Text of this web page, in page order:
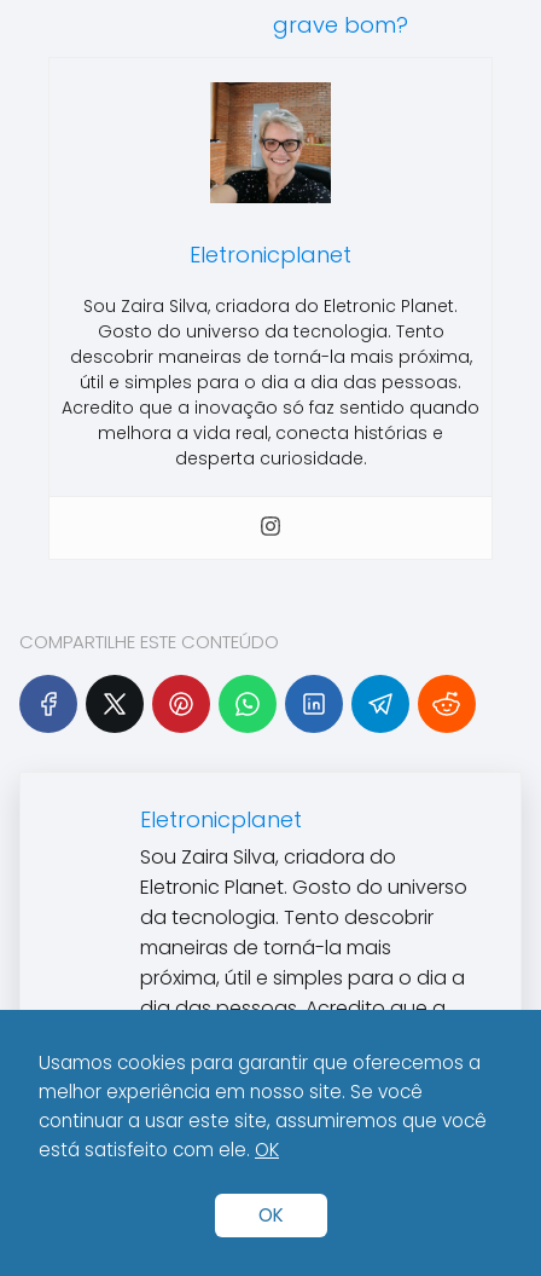
grave bom?
Eletronicplanet
Sou Zaira Silva, criadora do Eletronic Planet.
Gosto do universo da tecnologia. Tento
descobrir maneiras de torná-la mais próxima,
útil e simples para o dia a dia das pessoas.
Acredito que a inovação só faz sentido quando
melhora a vida real, conecta histórias e
desperta curiosidade.
COMPARTILHE ESTE CONTEÚDO
Eletronicplanet
Sou Zaira Silva, criadora do
Eletronic Planet. Gosto do universo
da tecnologia. Tento descobrir
maneiras de torná-la mais
próxima, útil e simples para o dia a
dia das pessoas. Acredito que a
melhora a vida real, conecta
histórias e desperta curiosidade.
Usamos cookies para garantir que oferecemos a
melhor experiência em nosso site. Se você
continuar a usar este site, assumiremos que você
está satisfeito com ele. OK
OK